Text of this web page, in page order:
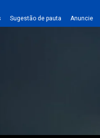
Sugestão de pauta Anuncie